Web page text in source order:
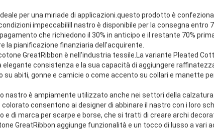
per una miriade di applicazioni.questo prodotto è
impeccabiliIl nastro è disponibile per la consegna entro
che richiedono il 30% in anticipo e il restante 70%
pianificazione finanziaria dell'acquirente.
GreatRibbon è nell'industria tessile.La variante Pleated
consistenza e la sua capacità di aggiungere
abiti, gonne e camicie o come accento su collari e manette
nastro è ampiamente utilizzato anche nei settori della calzatura
consentono ai designer di abbinare il nastro con i loro
di marca per scarpe e borse, che si tratti di creare archi
GreatRibbon aggiunge funzionalità e un tocco di lusso a vari